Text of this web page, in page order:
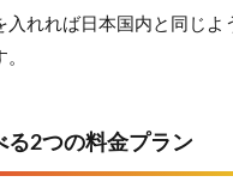
入れれば日本国内と同じよ
る2つの料金プラン